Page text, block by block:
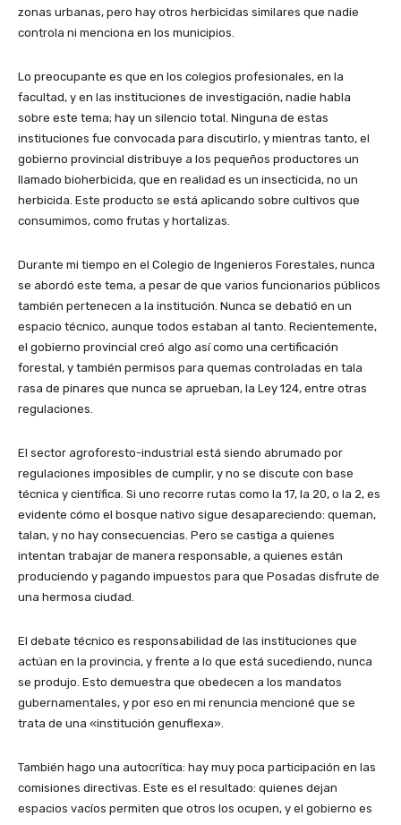
zonas urbanas, pero hay otros herbicidas similares que nadie
controla ni menciona en los municipios.
Lo preocupante es que en los colegios profesionales, en la
facultad, y en las instituciones de investigación, nadie habla
sobre este tema; hay un silencio total. Ninguna de estas
instituciones fue convocada para discutirlo, y mientras tanto, el
gobierno provincial distribuye a los pequeños productores un
llamado bioherbicida, que en realidad es un insecticida, no un
herbicida. Este producto se está aplicando sobre cultivos que
consumimos, como frutas y hortalizas.
Durante mi tiempo en el Colegio de Ingenieros Forestales, nunca
se abordó este tema, a pesar de que varios funcionarios públicos
también pertenecen a la institución. Nunca se debatió en un
espacio técnico, aunque todos estaban al tanto. Recientemente,
el gobierno provincial creó algo así como una certificación
forestal, y también permisos para quemas controladas en tala
rasa de pinares que nunca se aprueban, la Ley 124, entre otras
regulaciones.
El sector agroforesto-industrial está siendo abrumado por
regulaciones imposibles de cumplir, y no se discute con base
técnica y científica. Si uno recorre rutas como la 17, la 20, o la 2, es
evidente cómo el bosque nativo sigue desapareciendo: queman,
talan, y no hay consecuencias. Pero se castiga a quienes
intentan trabajar de manera responsable, a quienes están
produciendo y pagando impuestos para que Posadas disfrute de
una hermosa ciudad.
El debate técnico es responsabilidad de las instituciones que
actúan en la provincia, y frente a lo que está sucediendo, nunca
se produjo. Esto demuestra que obedecen a los mandatos
gubernamentales, y por eso en mi renuncia mencioné que se
trata de una «institución genuflexa».
También hago una autocrítica: hay muy poca participación en las
comisiones directivas. Este es el resultado: quienes dejan
espacios vacíos permiten que otros los ocupen, y el gobierno es